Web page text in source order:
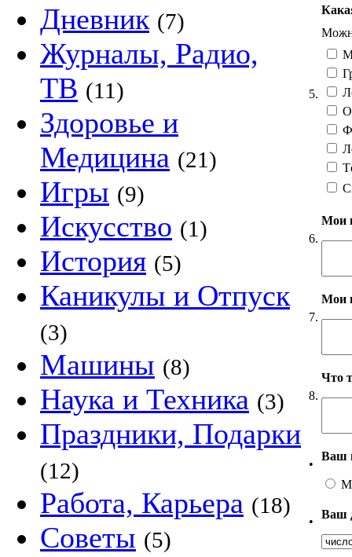
Дневник (7)
Журналы, Радио,
ТВ (11)
Здоровье и
Медицина (21)
Игры (9)
Искусство (1)
История (5)
Каникулы и Отпуск
(3)
Машины (8)
Наука и Техника (3)
Праздники, Подарки
(12)
Работа, Карьера (18)
Советы (5)
5.
6.
Мои
7.
Мои
8.
Что
•
Ваш
•
Ваш